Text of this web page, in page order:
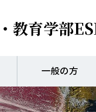
教育学部
一般の方
ット）エ